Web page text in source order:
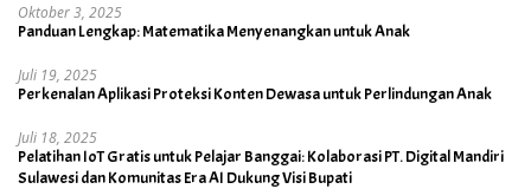
Oktober 3, 2025
Panduan Lengkap: Matematika Menyenangkan untuk Anak
Juli 19, 2025
Perkenalan Aplikasi Proteksi Konten Dewasa untuk Perlindungan Anak
Juli 18, 2025
Pelatihan IoT Gratis untuk Pelajar Banggai: Kolaborasi PT. Digital Mandiri
Sulawesi dan Komunitas Era AI Dukung Visi Bupati